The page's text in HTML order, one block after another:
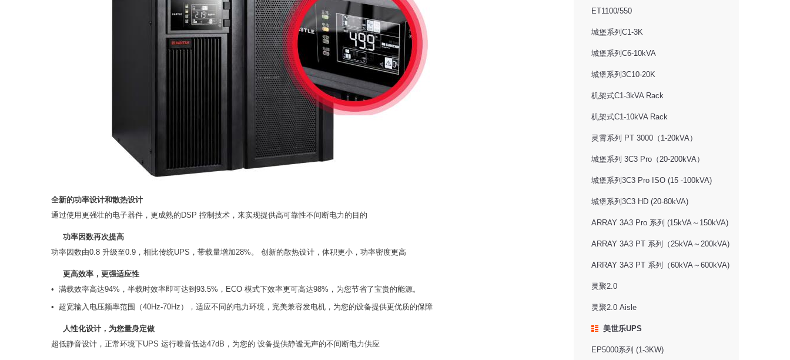
全新的功率设计和散热设计
通过使用更强壮的电子器件，更成熟的DSP 控制技术，来实现提供高可靠性不间断电力的目的
功率因数再次提高
功率因数由0.8 升级至0.9，相比传统UPS，带载量增加28%。 创新的散热设计，体积更小，功率密度更高
更高效率，更强适应性
• 满载效率高达94%，半载时效率即可达到93.5%，ECO 模式下效率更可高达98%，为您节省了宝贵的能源。
• 超宽输入电压频率范围（40Hz-70Hz），适应不同的电力环境，完美兼容发电机，为您的设备提供更优质的保障
人性化设计，为您量身定做
超低静音设计，正常环境下UPS 运行噪音低达47dB，为您的 设备提供静谧无声的不间断电力供应
ET1100/550
城堡系列C1-3K
城堡系列C6-10kVA
城堡系列3C10-20K
机架式C1-3kVA Rack
机架式C1-10kVA Rack
灵霄系列 PT 3000（1-20kVA）
城堡系列 3C3 Pro（20-200kVA）
城堡系列3C3 Pro ISO (15 -100kVA)
城堡系列3C3 HD (20-80kVA)
ARRAY 3A3 Pro 系列 (15kVA～150kVA)
ARRAY 3A3 PT 系列（25kVA～200kVA)
ARRAY 3A3 PT 系列（60kVA～600kVA)
灵聚2.0
灵聚2.0 Aisle
美世乐UPS
EP5000系列 (1-3KW)